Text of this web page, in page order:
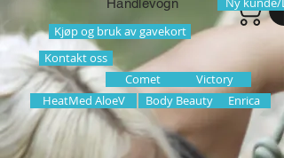
Handlevogn
Kjøp og bruk av gavekort
Kontakt oss
Comet
Victory
HeatMed AloeV
Enrica
Body Beauty